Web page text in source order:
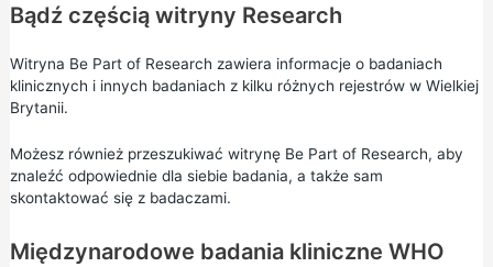
Bądź częścią witryny Research
Witryna Be Part of Research zawiera informacje o badaniach
klinicznych i innych badaniach z kilku różnych rejestrów w Wielkiej
Brytanii.
Możesz również przeszukiwać witrynę Be Part of Research, aby
znaleźć odpowiednie dla siebie badania, a także sam
skontaktować się z badaczami.
Międzynarodowe badania kliniczne WHO